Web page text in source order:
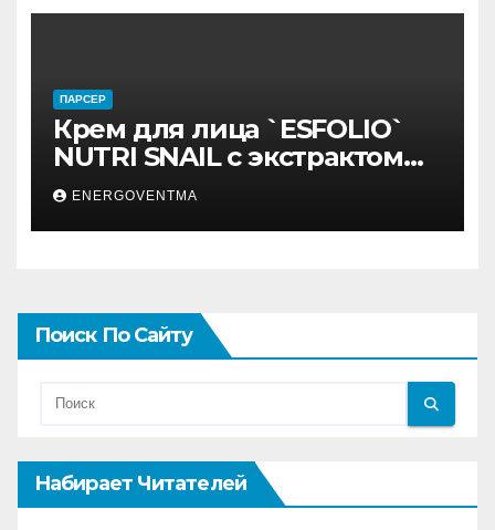
ПАРСЕР
Крем для лица `ESFOLIO`
NUTRI SNAIL с экстрактом
муцина улитки 200 мл
ENERGOVENTMA
Поиск По Сайту
Набирает Читателей